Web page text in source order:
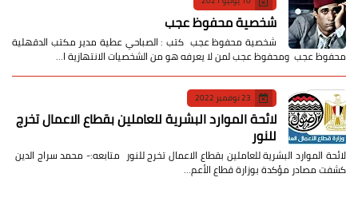
شخصية محفوظ عجب
شخصية محفوظ عجب كتب : الصباحي عطية مدير مكتب الدقهلية
محفوظ عجب ومحفوظ عجب لمن لا يعرفه هو من الشخصيات الانتهازية ا…
23 نوفمبر 2022
لائحة الموارد البشرية للعاملين بقطاع الاعمال تخرج
للنور
لائحة الموارد البشرية للعاملين بقطاع الاعمال تخرج للنور متابعه:- محمد سراج الدين
كشفت مصادر مؤكدة بوزارة قطاع الأعم…